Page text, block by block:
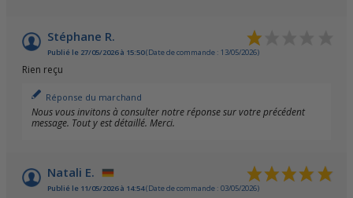
Stéphane R.
Publié le 27/05/2026 à 15:50(Date de commande : 13/05/2026)
Rien reçu
Réponse du marchand
Nous vous invitons à consulter notre réponse sur votre précédent
message. Tout y est détaillé. Merci.
Natali E.
Publié le 11/05/2026 à 14:54(Date de commande : 03/05/2026)